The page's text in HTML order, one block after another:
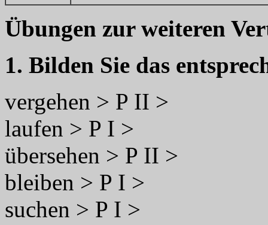
Übungen zur weiteren
1. Bilden Sie das
vergehen > P II >
laufen > P I >
übersehen > P II >
bleiben > P I >
suchen > P I >